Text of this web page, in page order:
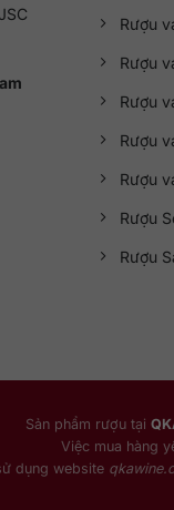
Rượu
Rượu
Rượu
Rượu
Rượu
Rượu
Rượu
Sản phẩm rượu tại
Việc mua hàng
dụng website